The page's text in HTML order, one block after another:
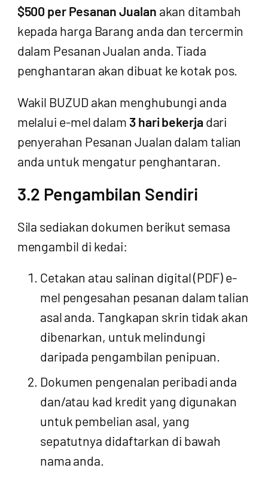
$500 per Pesanan Jualan akan ditambah
kepada harga Barang anda dan tercermin
dalam Pesanan Jualan anda. Tiada
penghantaran akan dibuat ke kotak pos.
Wakil BUZUD akan menghubungi anda
melalui e-mel dalam 3 hari bekerja dari
penyerahan Pesanan Jualan dalam talian
anda untuk mengatur penghantaran.
3.2 Pengambilan Sendiri
Sila sediakan dokumen berikut semasa
mengambil di kedai:
Cetakan atau salinan digital (PDF) e-
mel pengesahan pesanan dalam talian
asal anda. Tangkapan skrin tidak akan
dibenarkan, untuk melindungi
daripada pengambilan penipuan.
Dokumen pengenalan peribadi anda
dan/atau kad kredit yang digunakan
untuk pembelian asal, yang
sepatutnya didaftarkan di bawah
nama anda.